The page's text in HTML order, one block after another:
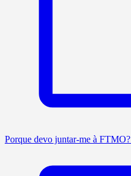
Porque devo juntar-me à FTMO?